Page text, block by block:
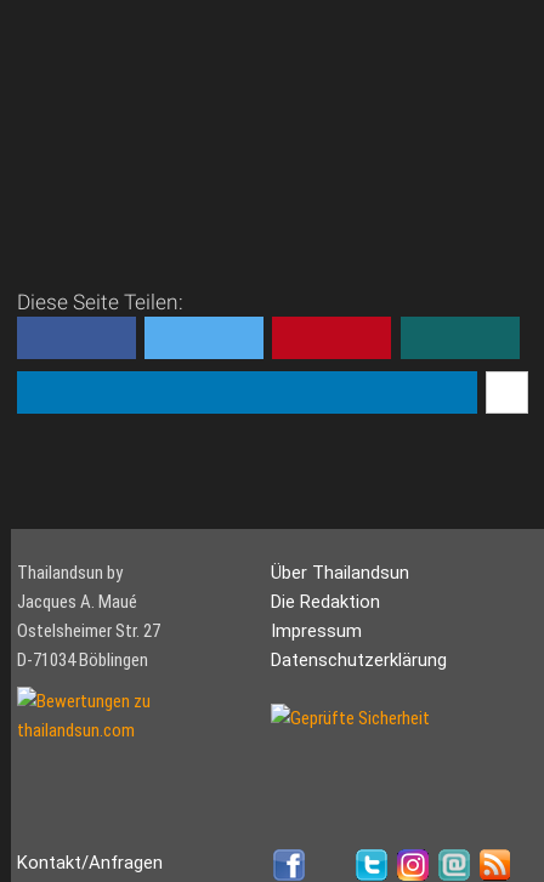
Diese Seite Teilen:
Thailandsun by
Jacques A. Maué
Ostelsheimer Str. 27
D-71034 Böblingen
Über Thailandsun
Die Redaktion
Impressum
Datenschutzerklärung
Kontakt/Anfragen